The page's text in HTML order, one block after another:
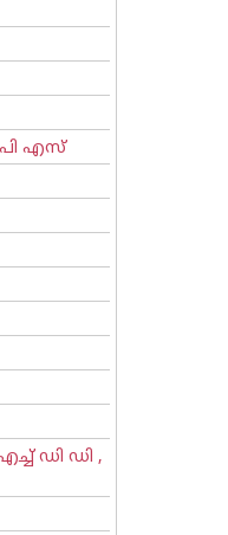
എസ്
ഡി ഡി ,